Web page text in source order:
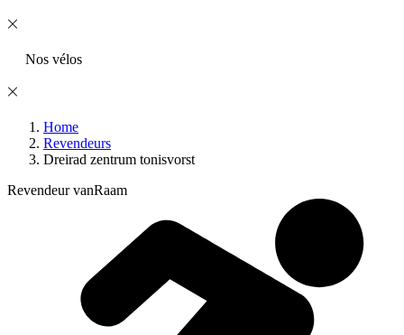
Nos vélos
Home
Revendeurs
Dreirad zentrum tonisvorst
Revendeur vanRaam